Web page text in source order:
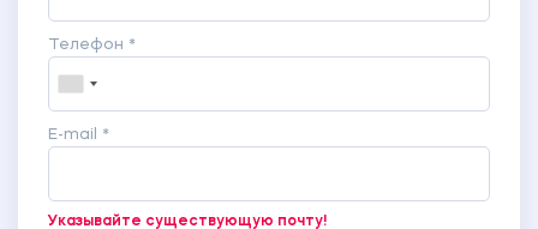
Телефон *
E-mail *
Указывайте существующую почту!